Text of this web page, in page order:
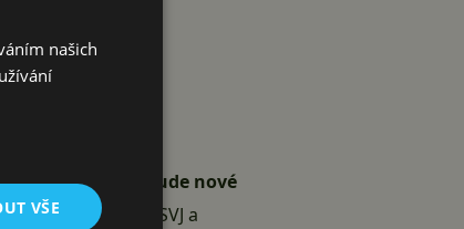
stránce bude nové
Aventador SVJ a
našich
VŠE